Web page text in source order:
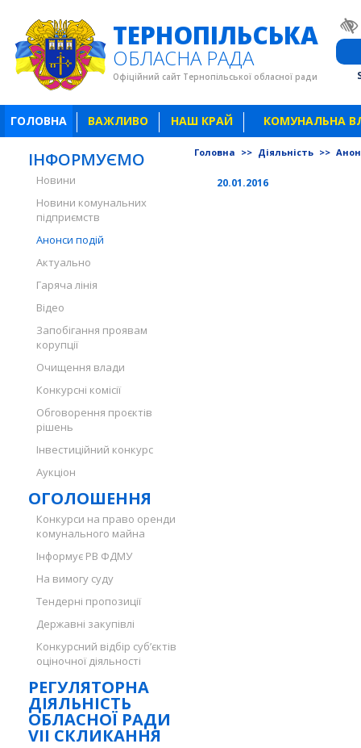
ТЕРНОПІЛЬСЬКА
ОБЛАСНА РАДА
Офіційний сайт Тернопільської обласної ради
ГОЛОВНА ВАЖЛИВО НАШ КРАЙ КОМУНАЛЬНА
ІНФОРМУЄМО
Новини
Новини комунальних
підприємств
Анонси подій
Актуально
Гаряча лінія
Відео
Запобігання проявам
корупції
Очищення влади
Конкурсні комісії
Обговорення проєктів
рішень
Інвестиційний конкурс
Аукціон
ОГОЛОШЕННЯ
Конкурси на право оренди
комунального майна
Інформує РВ ФДМУ
На вимогу суду
Тендерні пропозиції
Державні закупівлі
Конкурсний відбір суб’єктів
оціночної діяльності
РЕГУЛЯТОРНА
ДІЯЛЬНІСТЬ
ОБЛАСНОЇ РАДИ
VII СКЛИКАННЯ
Головна >> Діяльність >>
20.01.2016